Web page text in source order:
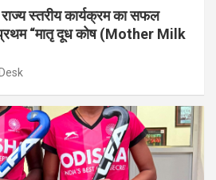
स्तरीय कार्यक्रम का सफल
“मातृ दूध कोष (Mother Milk